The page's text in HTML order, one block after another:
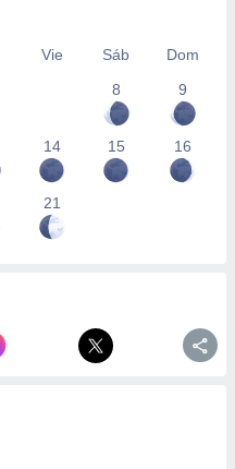
Vie Sáb
Dom
8
9
14 15 16
21